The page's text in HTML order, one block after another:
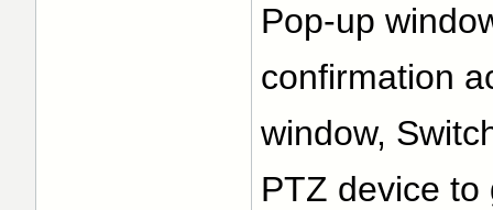
Pop-up
confirmation
window,
PTZ device